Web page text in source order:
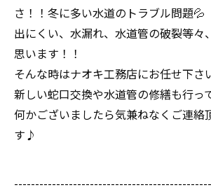
さ！！冬に多い水道のトラブル問題💦
出にくい、水漏れ、水道管の破裂等々
思います！！
そんな時はナオキ工務店にお任せ下さ
新しい蛇口交換や水道管の修繕も行っ
何かございましたら気兼ねなくご連絡
す♪